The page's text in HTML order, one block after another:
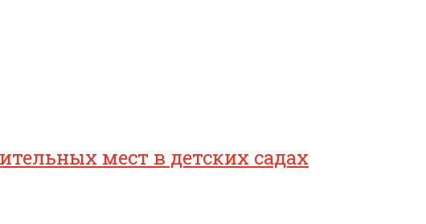
мест в детских садах